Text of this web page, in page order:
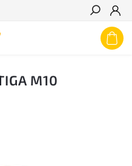
Hledat
M10